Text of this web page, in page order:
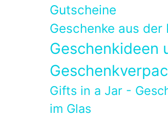
Gutscheine
Geschenke aus der
Geschenkideen
Gifts in a Jar -
im Glas